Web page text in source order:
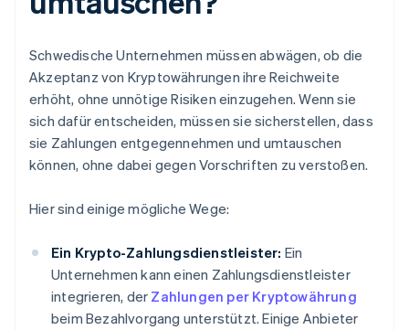
Schwedische Unternehmen müssen abwägen, ob die
Akzeptanz von Kryptowährungen ihre Reichweite
erhöht, ohne unnötige Risiken einzugehen. Wenn sie
sich dafür entscheiden, müssen sie sicherstellen, dass
sie Zahlungen entgegennehmen und umtauschen
können, ohne dabei gegen Vorschriften zu verstoßen.
Hier sind einige mögliche Wege:
Ein Krypto-Zahlungsdienstleister: Ein
Unternehmen kann einen Zahlungsdienstleister
integrieren, der Zahlungen per Kryptowährung
beim Bezahlvorgang unterstützt. Einige Anbieter